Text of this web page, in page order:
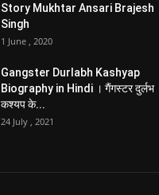
Story Mukhtar Ansari Brajesh
Singh
1 June , 2020
Gangster Durlabh Kashyap
Biography in Hindi । गैंगस्टर दुर्लभ
कश्यप के...
24 July , 2021